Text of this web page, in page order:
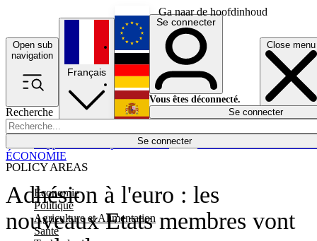
Ga naar de hoofdinhoud
Open sub
navigation
Close menu
Recherche
Se connecter
POLICY AREAS
Economie
Politique
Agriculture et Alimentation
Santé
Économie
Français
English
Deutsch
Español
Se connecter
Vous êtes déconnecté.
Se connecter
Adhésion à l'euro : les
nouveaux Etats membres vont
ÉCONOMIE